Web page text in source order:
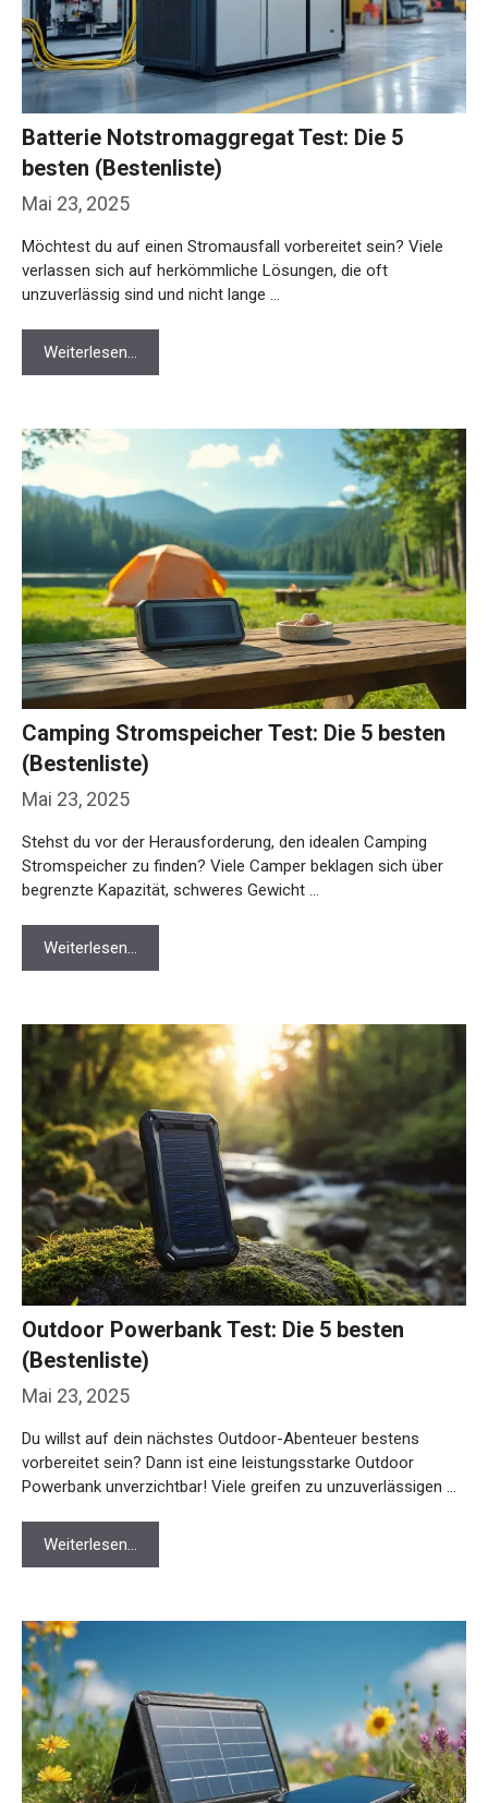
Mai 23, 2025
Batterie Notstromaggregat Test: Die 5
besten (Bestenliste)
Möchtest du auf einen Stromausfall vorbereitet sein? Viele
verlassen sich auf herkömmliche Lösungen, die oft
unzuverlässig sind und nicht lange …
Weiterlesen…
Mai 23, 2025
Camping Stromspeicher Test: Die 5 besten
(Bestenliste)
Stehst du vor der Herausforderung, den idealen Camping
Stromspeicher zu finden? Viele Camper beklagen sich über
begrenzte Kapazität, schweres Gewicht …
Weiterlesen…
Mai 23, 2025
Outdoor Powerbank Test: Die 5 besten
(Bestenliste)
Du willst auf dein nächstes Outdoor-Abenteuer bestens
vorbereitet sein? Dann ist eine leistungsstarke Outdoor
Powerbank unverzichtbar! Viele greifen zu unzuverlässigen …
Weiterlesen…